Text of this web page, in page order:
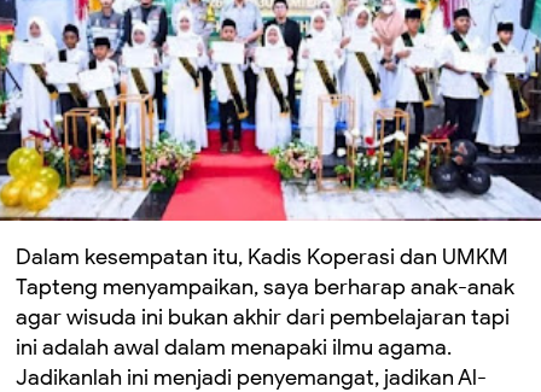
Dalam kesempatan itu, Kadis Koperasi dan UMKM
Tapteng menyampaikan, saya berharap anak-anak
agar wisuda ini bukan akhir dari pembelajaran tapi
ini adalah awal dalam menapaki ilmu agama.
Jadikanlah ini menjadi penyemangat, jadikan Al-